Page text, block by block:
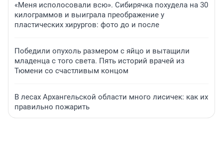
«Меня исполосовали всю». Сибирячка похудела на 30
килограммов и выиграла преображение у
пластических хирургов: фото до и после
Победили опухоль размером с яйцо и вытащили
младенца с того света. Пять историй врачей из
Тюмени со счастливым концом
В лесах Архангельской области много лисичек: как их
правильно пожарить